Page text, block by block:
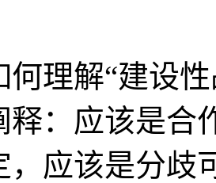
解“建设性
释：应该是合
，应该是分歧